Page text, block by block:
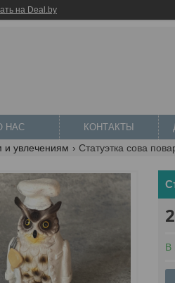
на Deal.by
НАС КОНТАКТЫ
и увлечениям Статуэтка сова
В